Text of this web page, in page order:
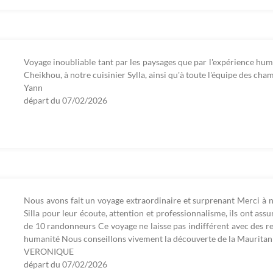
Voyage inoubliable tant par les paysages que par l'expérience
Cheikhou, à notre cuisinier Sylla, ainsi qu'à toute l'équipe des
Yann
départ du 07/02/2026
Nous avons fait un voyage extraordinaire et surprenant Merci à
Silla pour leur écoute, attention et professionnalisme, ils ont
de 10 randonneurs Ce voyage ne laisse pas indifférent avec des
humanité Nous conseillons vivement la découverte de la
VERONIQUE
départ du 07/02/2026